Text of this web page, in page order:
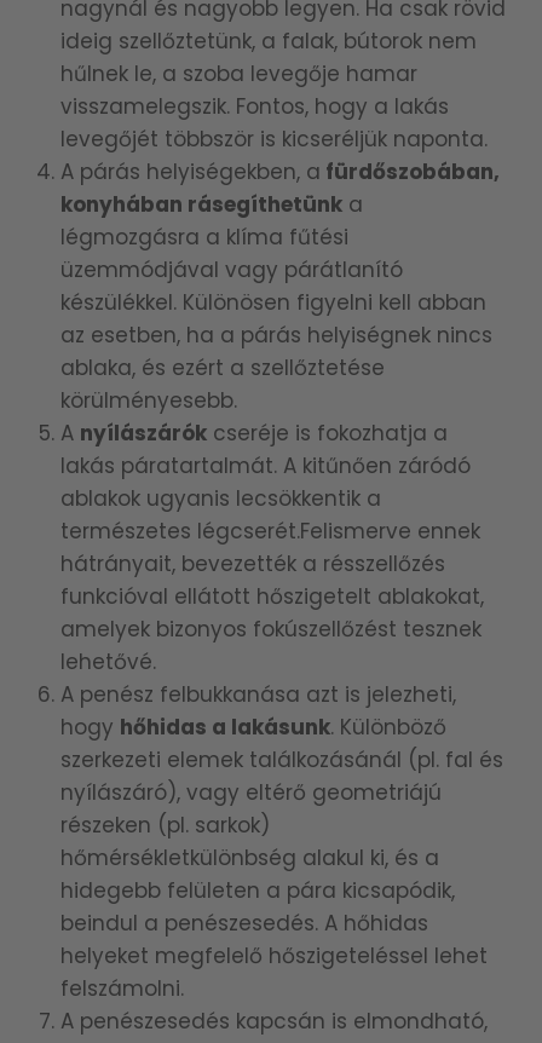
nagynál és nagyobb legyen. Ha csak rövid
ideig szellőztetünk, a falak, bútorok nem
hűlnek le, a szoba levegője hamar
visszamelegszik. Fontos, hogy a lakás
levegőjét többször is kicseréljük naponta.
A párás helyiségekben, a fürdőszobában,
konyhában rásegíthetünk a
légmozgásra a klíma fűtési
üzemmódjával vagy párátlanító
készülékkel. Különösen figyelni kell abban
az esetben, ha a párás helyiségnek nincs
ablaka, és ezért a szellőztetése
körülményesebb.
A nyílászárók cseréje is fokozhatja a
lakás páratartalmát. A kitűnően záródó
ablakok ugyanis lecsökkentik a
természetes légcserét.Felismerve ennek
hátrányait, bevezették a résszellőzés
funkcióval ellátott hőszigetelt ablakokat,
amelyek bizonyos fokúszellőzést tesznek
lehetővé.
A penész felbukkanása azt is jelezheti,
hogy hőhidas a lakásunk. Különböző
szerkezeti elemek találkozásánál (pl. fal és
nyílászáró), vagy eltérő geometriájú
részeken (pl. sarkok)
hőmérsékletkülönbség alakul ki, és a
hidegebb felületen a pára kicsapódik,
beindul a penészesedés. A hőhidas
helyeket megfelelő hőszigeteléssel lehet
felszámolni.
A penészesedés kapcsán is elmondható,